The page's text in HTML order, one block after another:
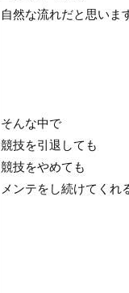
自然な流れだと思いま
そんな中で
競技を引退しても
競技をやめても
メンテをし続けてくれ